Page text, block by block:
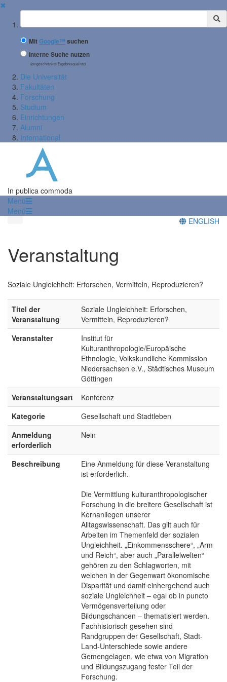
✖
Suchbegriff
MitGoogle™ suchen
Interne Suche nutzen
(eingeschränkte Ergebnisqualität)
Die Universität
Fakultäten
Forschung
Studium
Einrichtungen
Alumni
International
In publica commoda
Menü
Menü
ENGLISH
Veranstaltung
Soziale Ungleichheit: Erforschen, Vermitteln, Reproduzieren?
Titel der
Veranstaltung
Soziale Ungleichheit: Erforschen,
Vermitteln, Reproduzieren?
Veranstalter
Institut für
Kulturanthropologie/Europäische
Ethnologie, Volkskundliche Kommission
Niedersachsen e.V., Städtisches Museum
Göttingen
Veranstaltungsart
Konferenz
Kategorie
Gesellschaft und Stadtleben
Anmeldung
erforderlich
Nein
Beschreibung
Eine Anmeldung für diese Veranstaltung
ist erforderlich.
Die Vermittlung kulturanthropologischer
Forschung in die breitere Gesellschaft ist
Kernanliegen unserer
Alltagswissenschaft. Das gilt auch für
Arbeiten im Themenfeld der sozialen
Ungleichheit. „Einkommensschere“, „Arm
und Reich“, aber auch „Parallelwelten“
gehören zu den Schlagworten, mit
welchen in der Gegenwart ökonomische
Disparität und damit einhergehend auch
soziale Ungleichheit – egal ob in puncto
Vermögensverteilung oder
Bildungschancen – thematisiert werden.
Fachhistorisch gesehen sind
Randgruppen der Gesellschaft, Stadt-
Land-Unterschiede sowie andere
Gemengelagen, wie etwa von Migration
und Bildungszugang fester Teil der
Forschung.